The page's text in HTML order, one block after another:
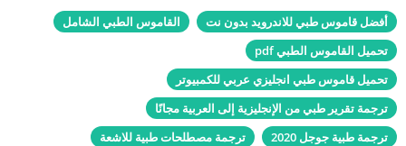
أفضل قاموس طبي للاندرويد بدون نت
القاموس الطبي الشامل
تحميل القاموس الطبي pdf
تحميل قاموس طبي انجليزي عربي للكمبيوتر
ترجمة تقرير طبي من الإنجليزية إلى العربية مجانًا
ترجمة طبية جوجل 2020
ترجمة مصطلحات طبية للاشعة